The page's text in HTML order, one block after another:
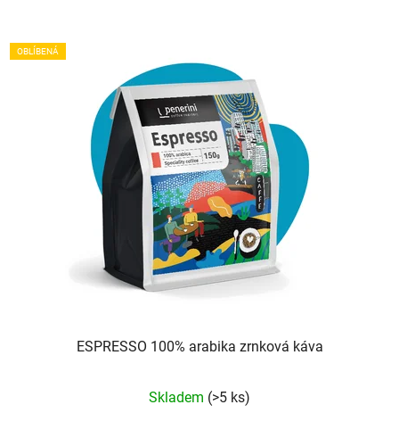
OBLÍBENÁ
ESPRESSO 100% arabika zrnková káva
hodnocení
Skladem (>5 ks)